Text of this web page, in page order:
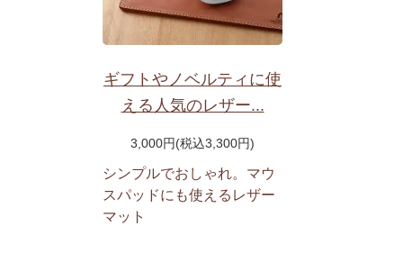
ギフトやノベルティに使
える人気のレザー...
3,000円(税込3,300円)
シンプルでおしゃれ。マウ
スパッドにも使えるレザー
マット